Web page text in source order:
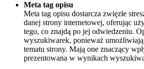
Meta tag opisu
Meta tag opisu dostarcza zwięzłe
danej strony internetowej, oferując
tego, co znajdą po jej odwiedzeniu.
wyszukiwarek, ponieważ
tematu strony. Mają one znaczący
prezentowana w wynikach